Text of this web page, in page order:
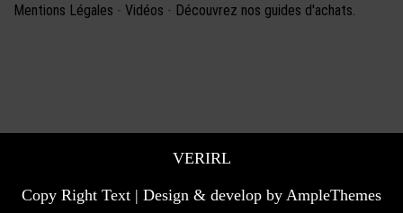
Mentions Légales - Vidéos - Découvrez nos guides d'achats.
VERIRL
Copy Right Text | Design & develop by AmpleThemes